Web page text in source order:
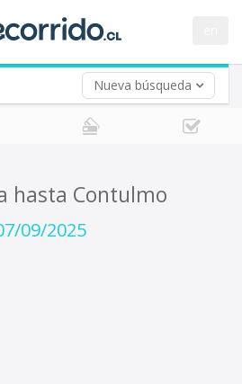
Nueva búsqueda
hasta Contulmo
09/2025